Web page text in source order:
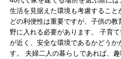
生活を見据えた環境も考慮するこ
どの利便性は重要ですが、子供の
野に入れる必要があります。 子育
が近く、安全な環境であるかどうか
す。 夫婦二人の暮らしであれば、